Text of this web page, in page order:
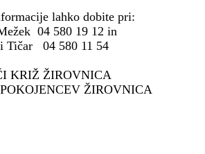
lahko dobite pri:
04 580 19 12 in
Tičar 04 580 11 54
KRIŽ ŽIROVNICA
ŽIROVNICA